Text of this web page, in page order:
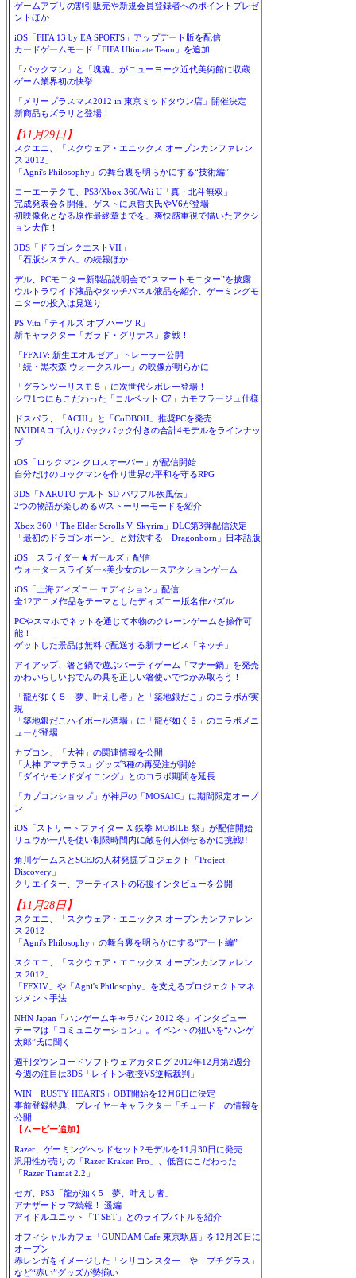
ゲームアプリの割引販売や新規会員登録者へのポイントプレゼ
ントほか
iOS「FIFA 13 by EA SPORTS」アップデート版を配信
カードゲームモード「FIFA Ultimate Team」を追加
「パックマン」と「塊魂」がニューヨーク近代美術館に収蔵
ゲーム業界初の快挙
「メリープラスマス2012 in 東京ミッドタウン店」開催決定
新商品もズラリと登場！
【11月29日】
スクエニ、「スクウェア・エニックス オープンカンファレン
ス 2012」
「Agni's Philosophy」の舞台裏を明らかにする“技術編”
コーエーテクモ、PS3/Xbox 360/Wii U「真・北斗無双」
完成発表会を開催。ゲストに原哲夫氏やV6が登場
初映像化となる原作最終章までを、爽快感重視で描いたアクシ
ョン大作！
3DS「ドラゴンクエストVII」
「石版システム」の続報ほか
デル、PCモニター新製品説明会で“スマートモニター”を披露
ウルトラワイド液晶やタッチパネル液晶を紹介、ゲーミングモ
ニターの投入は見送り
PS Vita「テイルズ オブ ハーツ R」
新キャラクター「ガラド・グリナス」参戦！
「FFXIV: 新生エオルゼア」トレーラー公開
「続・黒衣森 ウォークスルー」の映像が明らかに
「グランツーリスモ５」に次世代シボレー登場！
シワ1つにもこだわった「コルベット C7」カモフラージュ仕様
ドスパラ、「ACIII」と「CoDBOII」推奨PCを発売
NVIDIAロゴ入りバックパック付きの合計4モデルをラインナッ
プ
iOS「ロックマン クロスオーバー」が配信開始
自分だけのロックマンを作り世界の平和を守るRPG
3DS「NARUTO-ナルト-SD パワフル疾風伝」
2つの物語が楽しめるWストーリーモードを紹介
Xbox 360「The Elder Scrolls V: Skyrim」DLC第3弾配信決定
「最初のドラゴンボーン」と対決する「Dragonborn」日本語版
iOS「スライダー★ガールズ」配信
ウォータースライダー×美少女のレースアクションゲーム
iOS「上海ディズニー エディション」配信
全12アニメ作品をテーマとしたディズニー版名作パズル
PCやスマホでネットを通じて本物のクレーンゲームを操作可
能！
ゲットした景品は無料で配送する新サービス「ネッチ」
アイアップ、箸と鍋で遊ぶパーティゲーム「マナー鍋」を発売
かわいらしいおでんの具を正しい箸使いでつかみ取ろう！
「龍が如く５ 夢、叶えし者」と「築地銀だこ」のコラボが実
現
「築地銀だこハイボール酒場」に「龍が如く５」のコラボメニ
ューが登場
カプコン、「大神」の関連情報を公開
「大神 アマテラス」グッズ3種の再受注が開始
「ダイヤモンドダイニング」とのコラボ期間を延長
「カプコンショップ」が神戸の「MOSAIC」に期間限定オープ
ン
iOS「ストリートファイター X 鉄拳 MOBILE 祭」が配信開始
リュウか一八を使い制限時間内に敵を何人倒せるかに挑戦!!
角川ゲームスとSCEJの人材発掘プロジェクト「Project
Discovery」
クリエイター、アーティストの応援インタビューを公開
【11月28日】
スクエニ、「スクウェア・エニックス オープンカンファレン
ス 2012」
「Agni's Philosophy」の舞台裏を明らかにする“アート編”
スクエニ、「スクウェア・エニックス オープンカンファレン
ス 2012」
「FFXIV」や「Agni's Philosophy」を支えるプロジェクトマネ
ジメント手法
NHN Japan「ハンゲームキャラバン 2012 冬」インタビュー
テーマは「コミュニケーション」。イベントの狙いを“ハンゲ
太郎”氏に聞く
週刊ダウンロードソフトウェアカタログ 2012年12月第2週分
今週の注目は3DS「レイトン教授VS逆転裁判」
WIN「RUSTY HEARTS」OBT開始を12月6日に決定
事前登録特典、プレイヤーキャラクター「チュード」の情報を
公開
【ムービー追加】
Razer、ゲーミングヘッドセット2モデルを11月30日に発売
汎用性が売りの「Razer Kraken Pro」、低音にこだわった
「Razer Tiamat 2.2」
セガ、PS3「龍が如く5 夢、叶えし者」
アナザードラマ続報！ 遥編
アイドルユニット「T-SET」とのライブバトルを紹介
オフィシャルカフェ「GUNDAM Cafe 東京駅店」を12月20日に
オープン
赤レンガをイメージした「シリコンスター」や「プチグラス」
など“赤い”グッズが勢揃い